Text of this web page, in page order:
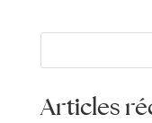
Articles